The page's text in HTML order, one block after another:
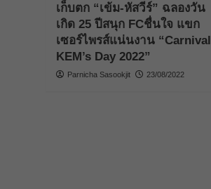
เก็บตก “เข้ม-หัสวีร์” ฉลองวัน
เกิด 25 ปีสนุก FCชื่นใจ แขก
เซอร์ไพรส์แน่นงาน “Carnival
KEM’s Day 2022”
Parnicha Sasookjit 23/08/2022